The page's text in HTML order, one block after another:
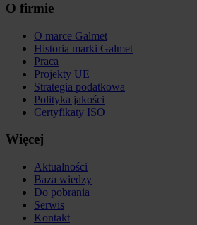
O firmie
O marce Galmet
Historia marki Galmet
Praca
Projekty UE
Strategia podatkowa
Polityka jakości
Certyfikaty ISO
Więcej
Aktualności
Baza wiedzy
Do pobrania
Serwis
Kontakt